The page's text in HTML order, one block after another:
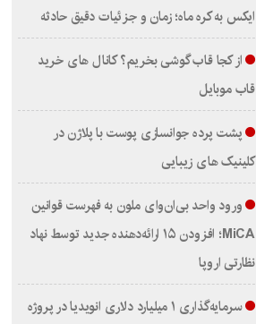
ایکس به کره ماه؛ زمان و جزئیات دقیق حادثه
از کجا قاب گوشی بخریم؟ کانال های خرید
قاب موبایل
پشت پرده جوانسازی پوست با پلاژن در
کلینیک های زیبایی
ورود واحد بی‌ان‌وای ملون به فهرست قوانین
MiCA؛ افزودن ۱۵ ارائه‌دهنده جدید توسط نهاد
نظارتی اروپا
سرمایه‌گذاری ۱ میلیارد دلاری انویدیا در پروژه